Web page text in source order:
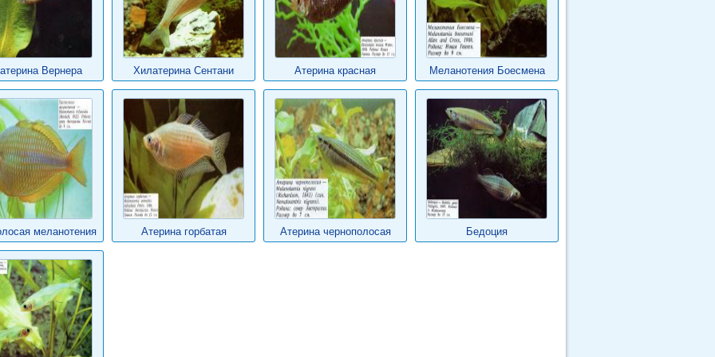
Вернера Хилатерина Сентани Атерина красная Меланотения Боесмена
меланотения Атерина горбатая Атерина чернополосая Бедоция